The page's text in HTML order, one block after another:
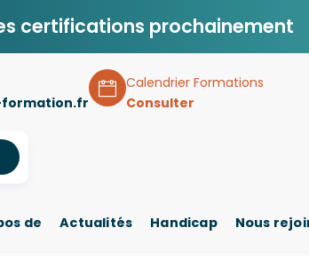
certifications prochainement
Calendrier Formations
Consulter
de Actualités Handicap Nous